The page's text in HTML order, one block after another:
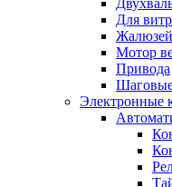
Для
Жалюзей
Мотор
Привода
Шаговые
Электронные